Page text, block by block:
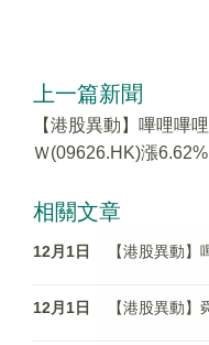
上一篇新聞
【港股異動】嗶哩嗶哩
Ｗ(09626.HK)漲6.62%
相關文章
12月1日 【港股異動
12月1日 【港股異動